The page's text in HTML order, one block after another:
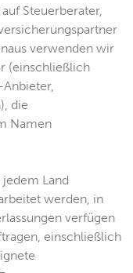
Steuerberater,
verwenden wir
(einschließlich
die
Namen
Land
werden, in
verfügen
einschließlich